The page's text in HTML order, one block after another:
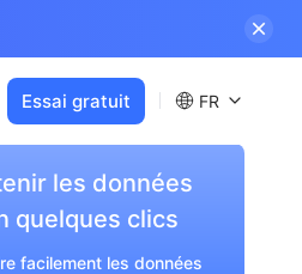
Essai gratuit FR
les données
quelques clics
facilement les données